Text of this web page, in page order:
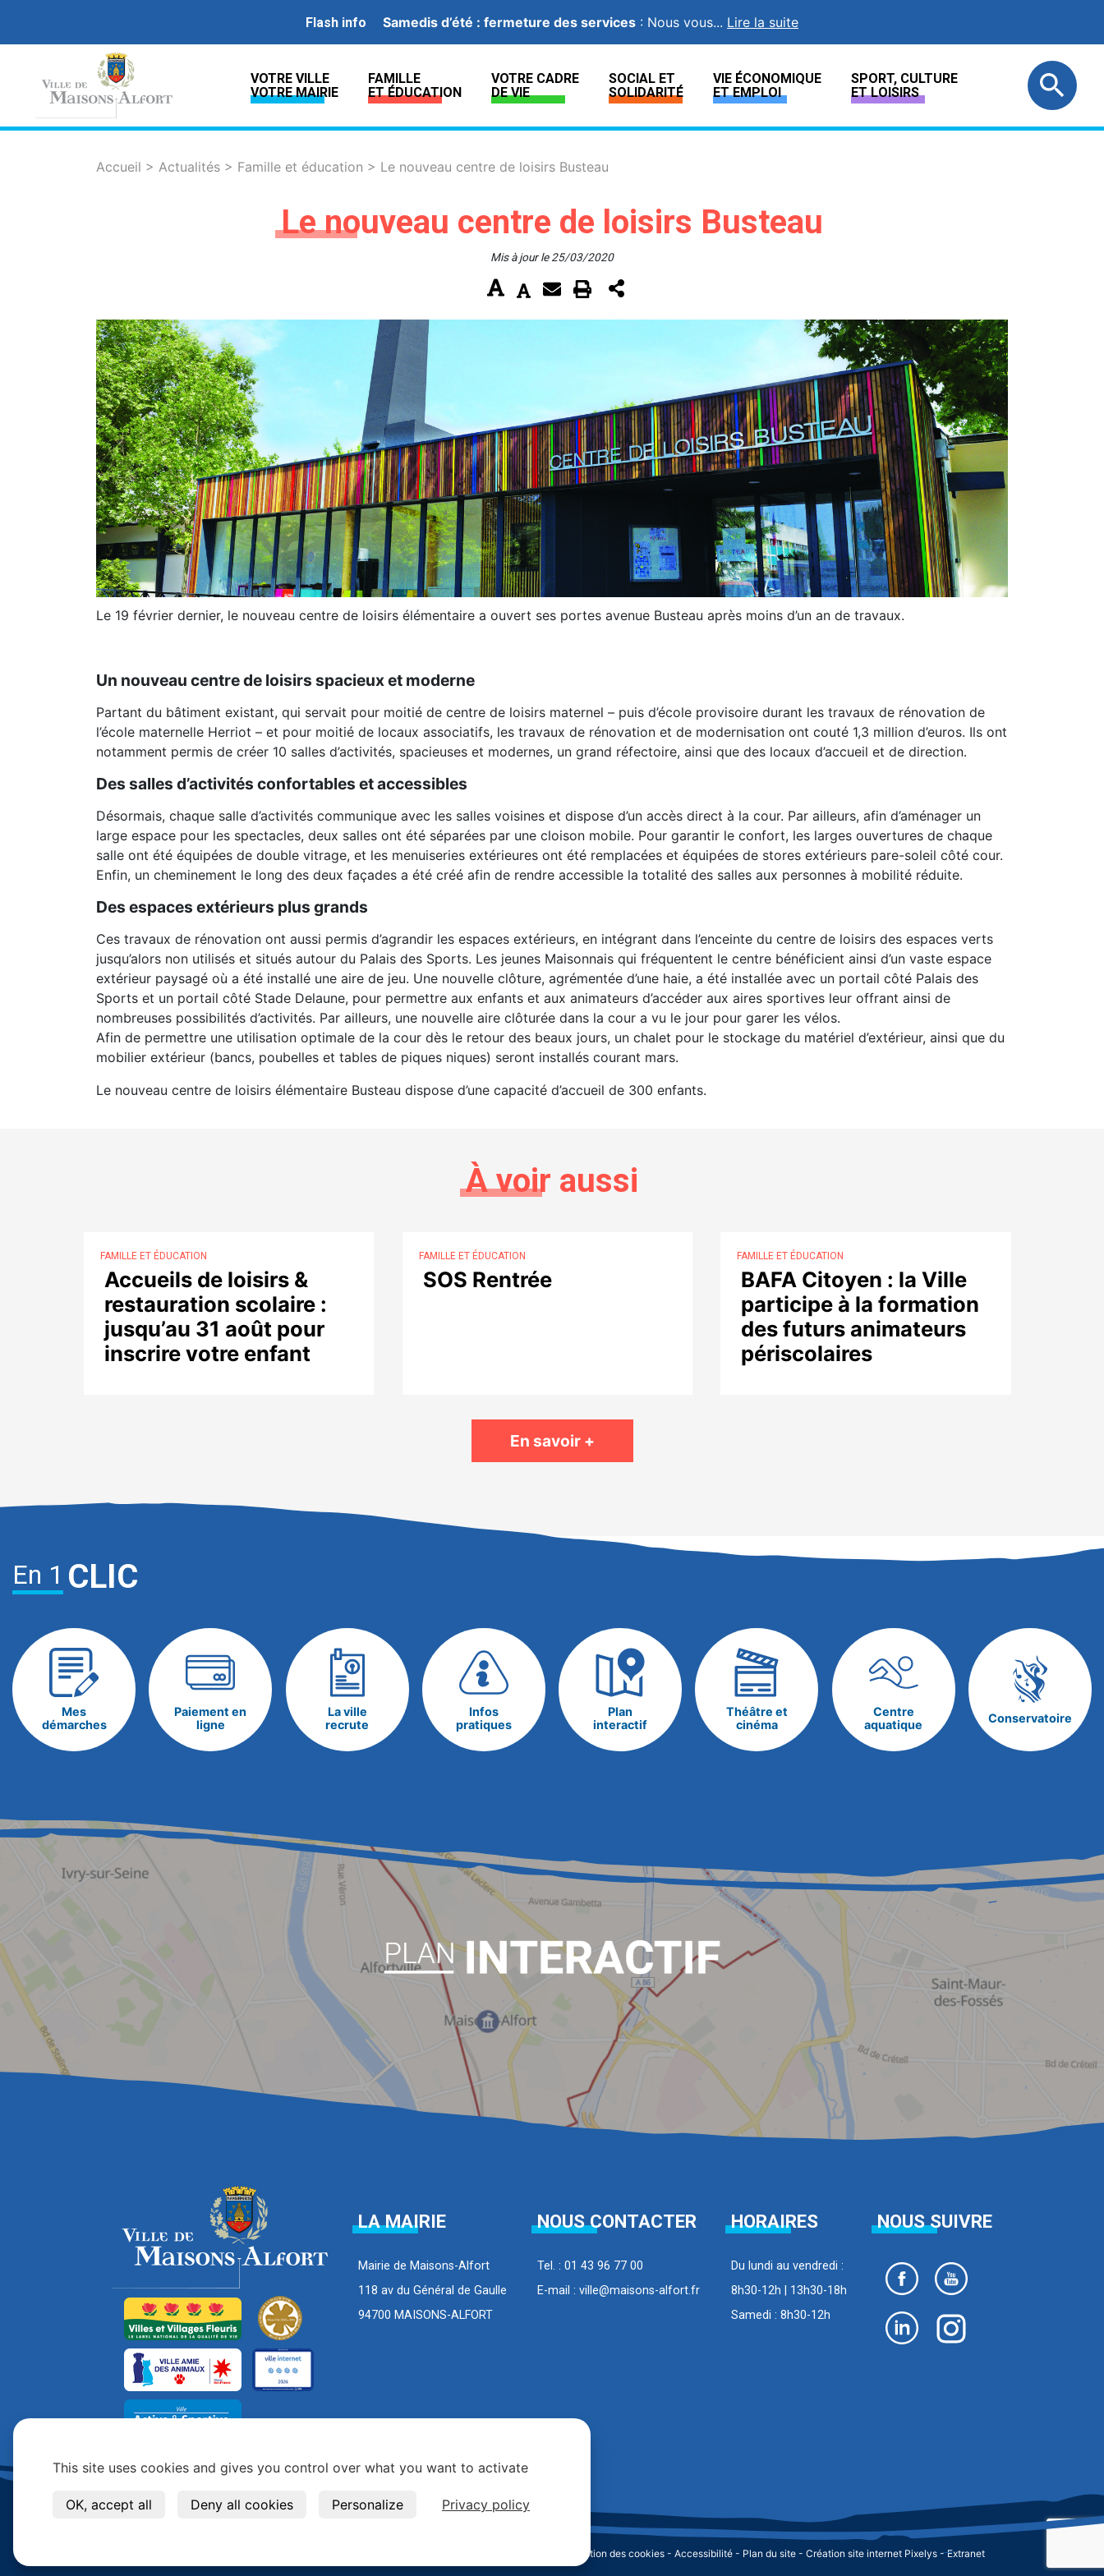
Flash info Samedis d’été : fermeture des services : Nous vous... Lire la suite
VOTRE VILLE
VOTRE MAIRIE
FAMILLE
ET ÉDUCATION
VOTRE CADRE
DE VIE
SOCIAL ET
SOLIDARITÉ
VIE ÉCONOMIQUE
ET EMPLOI
SPORT, CULTURE
ET LOISIRS
Accueil > Actualités > Famille et éducation > Le nouveau centre de loisirs Busteau
Le nouveau centre de loisirs Busteau
Mis à jour le 25/03/2020
Le 19 février dernier, le nouveau centre de loisirs élémentaire a ouvert ses portes avenue Busteau après moins d’un an de travaux.
Un nouveau centre de loisirs spacieux et moderne
Partant du bâtiment existant, qui servait pour moitié de centre de loisirs maternel – puis d’école provisoire durant les travaux de rénovation de
l’école maternelle Herriot – et pour moitié de locaux associatifs, les travaux de rénovation et de modernisation ont couté 1,3 million d’euros. Ils ont
notamment permis de créer 10 salles d’activités, spacieuses et modernes, un grand réfectoire, ainsi que des locaux d’accueil et de direction.
Des salles d’activités confortables et accessibles
Désormais, chaque salle d’activités communique avec les salles voisines et dispose d’un accès direct à la cour. Par ailleurs, afin d’aménager un
large espace pour les spectacles, deux salles ont été séparées par une cloison mobile. Pour garantir le confort, les larges ouvertures de chaque
salle ont été équipées de double vitrage, et les menuiseries extérieures ont été remplacées et équipées de stores extérieurs pare-soleil côté cour.
Enfin, un cheminement le long des deux façades a été créé afin de rendre accessible la totalité des salles aux personnes à mobilité réduite.
Des espaces extérieurs plus grands
Ces travaux de rénovation ont aussi permis d’agrandir les espaces extérieurs, en intégrant dans l’enceinte du centre de loisirs des espaces verts
jusqu’alors non utilisés et situés autour du Palais des Sports. Les jeunes Maisonnais qui fréquentent le centre bénéficient ainsi d’un vaste espace
extérieur paysagé où a été installé une aire de jeu. Une nouvelle clôture, agrémentée d’une haie, a été installée avec un portail côté Palais des
Sports et un portail côté Stade Delaune, pour permettre aux enfants et aux animateurs d’accéder aux aires sportives leur offrant ainsi de
nombreuses possibilités d’activités. Par ailleurs, une nouvelle aire clôturée dans la cour a vu le jour pour garer les vélos.
Afin de permettre une utilisation optimale de la cour dès le retour des beaux jours, un chalet pour le stockage du matériel d’extérieur, ainsi que du
mobilier extérieur (bancs, poubelles et tables de piques niques) seront installés courant mars.
Le nouveau centre de loisirs élémentaire Busteau dispose d’une capacité d’accueil de 300 enfants.
À voir aussi
FAMILLE ET ÉDUCATION
Accueils de loisirs &
restauration scolaire :
jusqu’au 31 août pour
inscrire votre enfant
FAMILLE ET ÉDUCATION
SOS Rentrée
FAMILLE ET ÉDUCATION
BAFA Citoyen : la Ville
participe à la formation
des futurs animateurs
périscolaires
En savoir +
En 1 CLIC
Mes
démarches
Paiement en
ligne
La ville
recrute
Infos
pratiques
Plan
interactif
Théâtre et
cinéma
Centre
aquatique
Conservatoire
LA MAIRIE
Mairie de Maisons-Alfort
118 av du Général de Gaulle
94700 MAISONS-ALFORT
NOUS CONTACTER
Tel. : 01 43 96 77 00
E-mail : ville@maisons-alfort.fr
HORAIRES
Du lundi au vendredi :
8h30-12h | 13h30-18h
Samedi : 8h30-12h
NOUS SUIVRE
Gestion des cookies - Accessibilité - Plan du site - Création site internet Pixelys -Extranet
This site uses cookies and gives you control over what you want to activate
OK, accept all Deny all cookies Personalize Privacy policy